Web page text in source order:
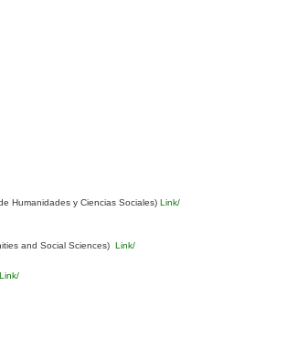
Humanidades y Ciencias Sociales)Link/
and Social Sciences) Link/
Link/